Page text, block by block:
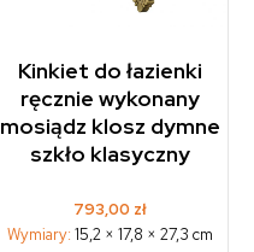
Kinkiet do łazienki
ręcznie wykonany
mosiądz klosz dymne
szkło klasyczny
793,00 zł
Wymiary:15,2 × 17,8 × 27,3 cm